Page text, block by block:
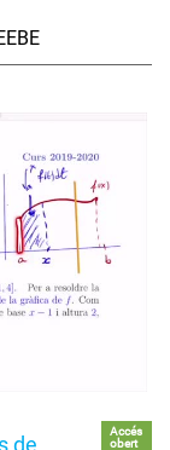
de
Accés
obert